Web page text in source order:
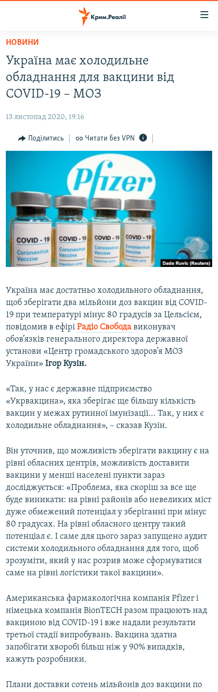
Перейти
основного
матеріалу
Перейти
до
основної
Перейти
до
ВОДА.КРИМ
ВІДЕО ТА ФОТО
БЛОГИ
ПОГЛЯД
СПЕЦПРОЕКТИ
ДЕПОРТАЦІЯ
ВІДЕОУРОКИ «ELIFBE»
СВІДЧЕННЯ ОКУПАЦІЇ
УКРАЇНСЬКА ПРОБЛЕМА КРИМУ
ЯК ОБІЙТИ БЛОКУВАННЯ
Русский
Qırımtatar
Усі сайти RFE/RL
НОВИНИ
Україна має холодильне
обладнання для вакцини від
COVID-19 – МОЗ
13 листопад 2020, 19:16
Поділитись Читати без VPN
Україна має достатньо холодильного обладнання,
щоб зберігати два мільйони доз вакцин від COVID-
19 при температурі мінус 80 градусів за Цельсієм,
повідомив в ефірі Радіо Свобода виконувач
обов’язків генерального директора державної
установи «Центр громадського здоров’я МОЗ
України» Ігор Кузін.
«Так, у нас є державне підприємство
«Укрвакцина», яка зберігає ще більшу кількість
вакцин у межах рутинної імунізації... Так, у них є
холодильне обладнання», – сказав Кузін.
Він уточнив, що можливість зберігати вакцину є на
рівні обласних центрів, можливість доставити
вакцини у менші населені пункти зараз
досліджується: «Проблема, яка скоріш за все ще
буде виникати: на рівні районів або невеликих міст
дуже обмежений потенціал у зберіганні при мінус
80 градусах. На рівні обласного центру такий
потенціал є. І саме для цього зараз запущено аудит
системи холодильного обладнання для того, щоб
зрозуміти, який у нас розрив може сформуватися
саме на рівні логістики такої вакцини».
Американська фармакологічна компанія Pfizer і
німецька компанія BionTECH разом працюють над
вакциною від COVID-19 і вже надали результати
третьої стадії випробувань. Вакцина здатна
запобігати хворобі більш ніж у 90% випадків,
кажуть розробники.
Плани доставки сотень мільйонів доз вакцини по